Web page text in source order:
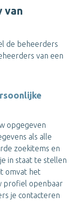
van
de beheerders
van een
opgegeven
als alle
zoekitems en
in staat te stellen
omvat het
profiel openbaar
je contacteren